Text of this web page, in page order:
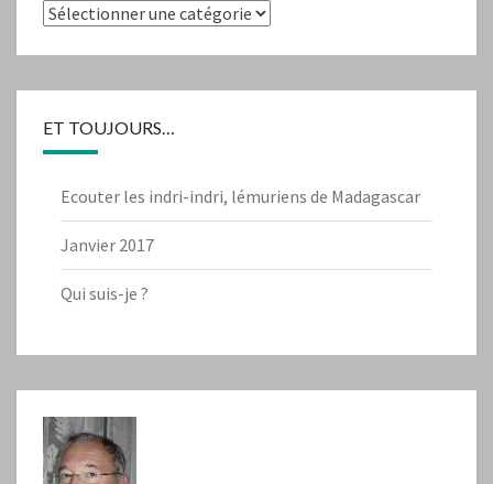
Catégories
ET TOUJOURS…
Ecouter les indri-indri, lémuriens de Madagascar
Janvier 2017
Qui suis-je ?